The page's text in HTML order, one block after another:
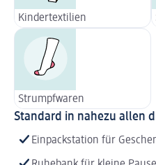
Kindertextilien
Strumpfwaren
Standard in nahezu allen
Einpackstation für